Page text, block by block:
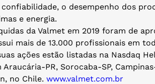
o desempenho dos
e energia.
da Valmet em 2019 foram de
mais de 13.000 profissionais em
ações estão listadas na Nasdaq
Araucária-PR, Sorocaba-SP,
no Chile. www.valmet.com.br